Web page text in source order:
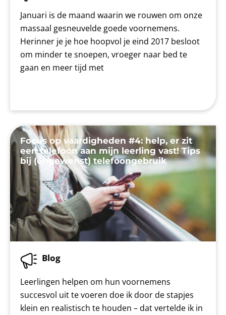
Januari is de maand waarin we rouwen om onze
massaal gesneuvelde goede voornemens.
Herinner je je hoe hoopvol je eind 2017 besloot
om minder te snoepen, vroeger naar bed te
gaan en meer tijd met
Focus op vaardigheden #4: help, er zit
een telefoon aan mijn leerling vast! Tips
bij (ongewenst) telefoongebruik
Blog
Leerlingen helpen om hun voornemens
succesvol uit te voeren doe ik door de stapjes
klein en realistisch te houden – dat vertelde ik in